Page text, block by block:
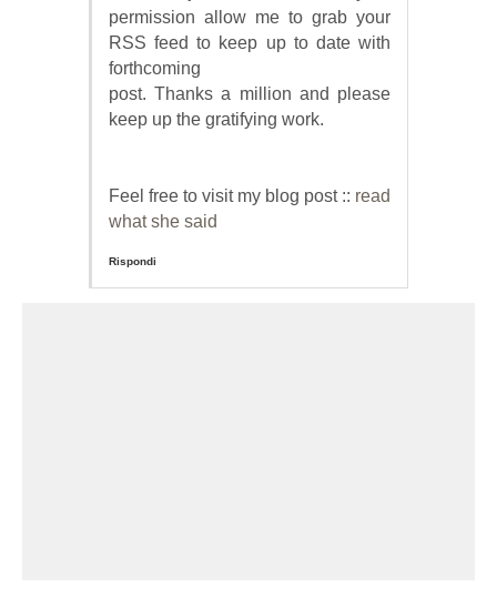
permission allow me to grab your
RSS feed to keep up to date with
forthcoming
post. Thanks a million and please
keep up the gratifying work.
Feel free to visit my blog post :: read
what she said
Rispondi